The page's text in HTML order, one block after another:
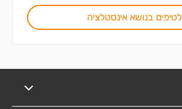
לטיפים בנושא אינסטלציה